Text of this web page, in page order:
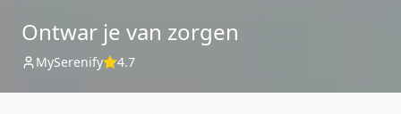
Ontwar je van zorgen
MySerenify 4.7